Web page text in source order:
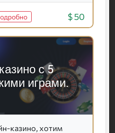
$ 50
с 5
играми.
казино, хотим